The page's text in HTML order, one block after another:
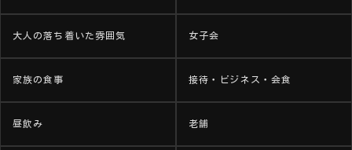
大人の落ち着いた雰囲気 女子会
家族の食事 接待・ビジネス・会食
昼飲み 老舗